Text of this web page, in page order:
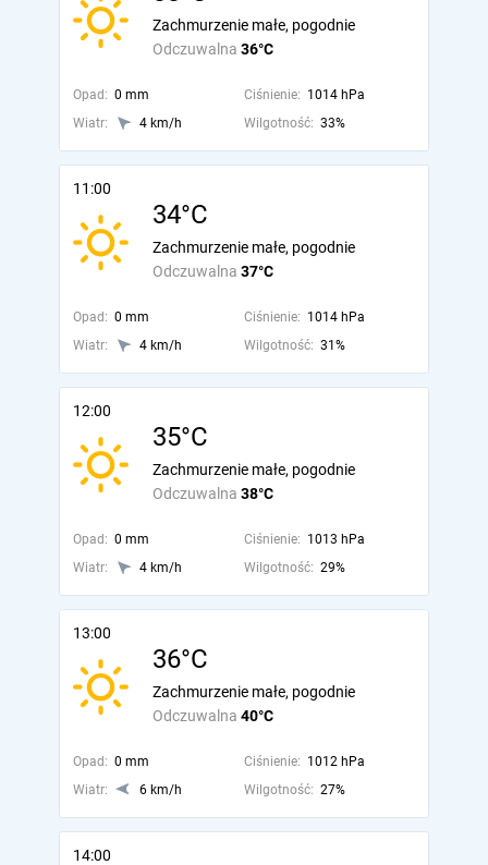
Odczuwalna 36°C
Zachmurzenie małe, pogodnie
Opad: 0 mm Ciśnienie: 1014 hPa
Wiatr:
4 km/h Wilgotność: 33%
11:00
34°C
Odczuwalna 37°C
Zachmurzenie małe, pogodnie
Opad: 0 mm Ciśnienie: 1014 hPa
Wiatr:
4 km/h Wilgotność: 31%
12:00
35°C
Odczuwalna 38°C
Zachmurzenie małe, pogodnie
Opad: 0 mm Ciśnienie: 1013 hPa
Wiatr:
4 km/h Wilgotność: 29%
13:00
36°C
Odczuwalna 40°C
Zachmurzenie małe, pogodnie
Opad: 0 mm Ciśnienie: 1012 hPa
Wiatr:
6 km/h Wilgotność: 27%
14:00